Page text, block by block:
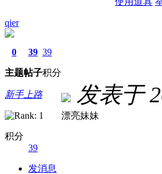
qier
0
主题
39
帖子
39
积分
新手上路
积分
39
发消息
发表于
漂亮妹妹